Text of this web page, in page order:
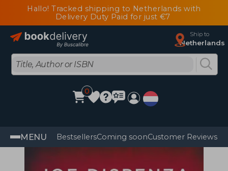
Hallo! Tracked shipping to Netherlands with
Delivery Duty Paid for just €7
Ship to
Netherlands
0
MENU BestsellersComing soonCustomer Reviews